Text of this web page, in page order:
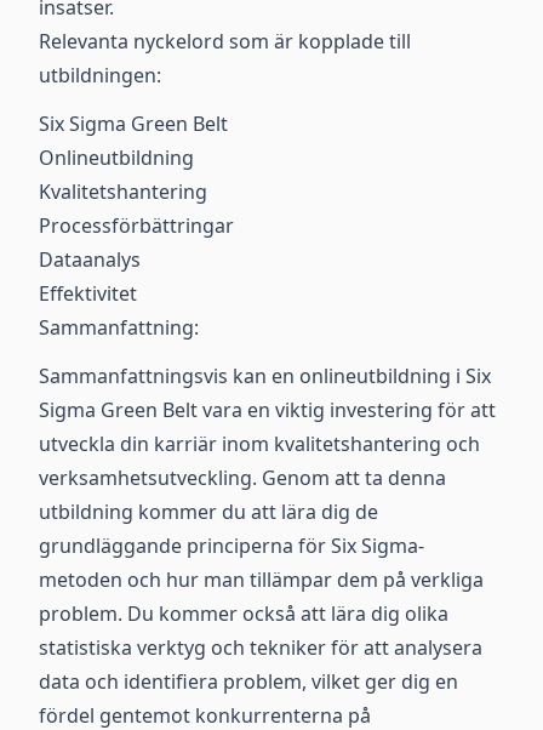
insatser.
Relevanta nyckelord som är kopplade till
utbildningen:
Six Sigma Green Belt
Onlineutbildning
Kvalitetshantering
Processförbättringar
Dataanalys
Effektivitet
Sammanfattning:
Sammanfattningsvis kan en onlineutbildning i Six
Sigma Green Belt vara en viktig investering för att
utveckla din karriär inom kvalitetshantering och
verksamhetsutveckling. Genom att ta denna
utbildning kommer du att lära dig de
grundläggande principerna för Six Sigma-
metoden och hur man tillämpar dem på verkliga
problem. Du kommer också att lära dig olika
statistiska verktyg och tekniker för att analysera
data och identifiera problem, vilket ger dig en
fördel gentemot konkurrenterna på